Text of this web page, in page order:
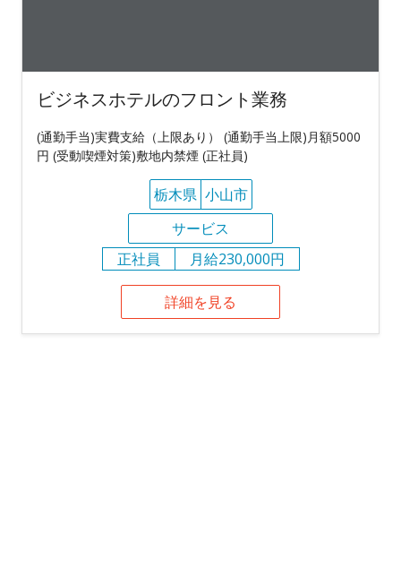
ビジネスホテルのフロント業務
(通勤手当)実費支給（上限あり） (通勤手当上限)月額5000
円 (受動喫煙対策)敷地内禁煙 (正社員)
栃木県 小山市
サービス
正社員
月給230,000円
詳細を見る